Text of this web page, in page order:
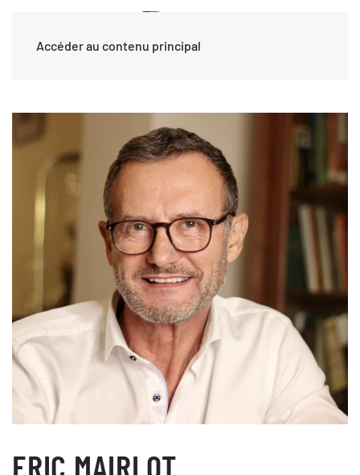
Accéder au contenu principal
ERIC MAIRLOT